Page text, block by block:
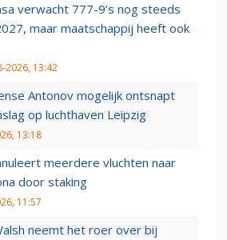
verwacht 777-9’s nog steeds
maar maatschappij heeft ook
2026, 13:42
Antonov mogelijk ontsnapt
op luchthaven Leipzig
13:18
meerdere vluchten naar
door staking
11:57
neemt het roer over bij